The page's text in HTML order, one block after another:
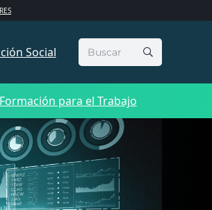
Social Buscar:
Formación para el Trabajo